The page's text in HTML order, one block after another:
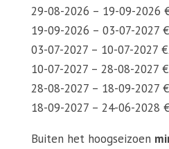
29-08-2026 – 19-09-2026
19-09-2026 – 03-07-2027
03-07-2027 – 10-07-2027
10-07-2027 – 28-08-2027
28-08-2027 – 18-09-2027
18-09-2027 – 24-06-2028
Buiten het hoogseizoen